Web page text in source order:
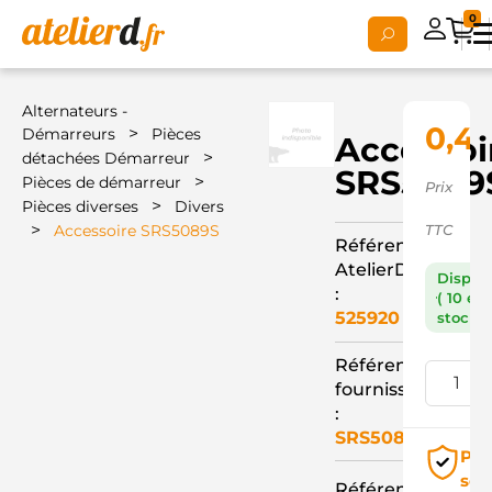
0
Alternateurs -
Démarreurs
>
Pièces
détachées Démarreur
>
Pièces de démarreur >
Pièces diverses > Divers
> Accessoire SRS5089S
Référence
AtelierD
:
525920
Référence
fournisseur
:
SRS5089S
0,42
Prix
TTC
( 10 en
stock )